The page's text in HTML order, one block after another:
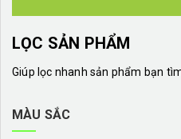
LỌC SẢN PHẨM
Giúp lọc nhanh sản phẩm bạn
MÀU SẮC